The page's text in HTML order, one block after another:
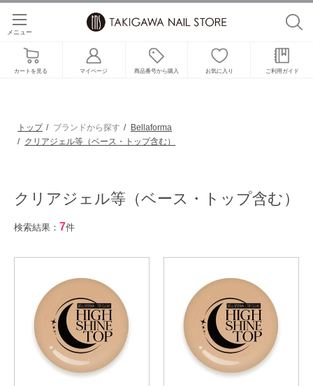
カートを見る マイページ 商品番号から購入 お気に入り ご利用ガイド
メニュー
トップ ブランドから探す
Bellaforma
クリアジェル等（ベース・トップ含む）
クリアジェル等（ベース・トップ含む）
検索結果： 7件